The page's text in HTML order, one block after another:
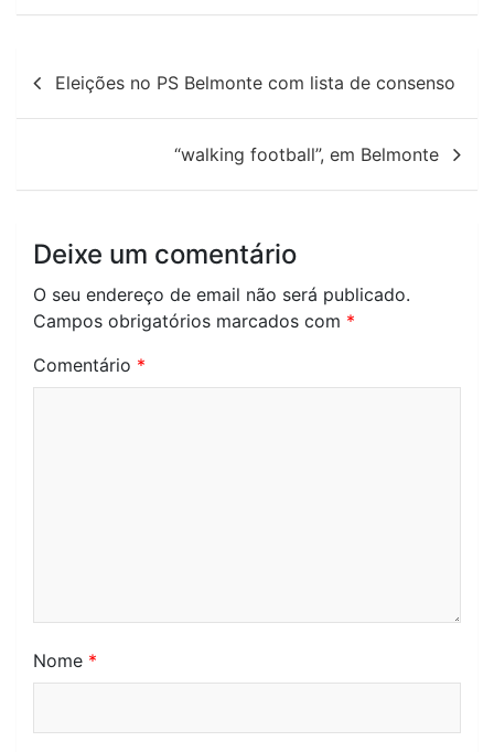
Navegação
de
Eleições no PS Belmonte com lista de consenso
“walking football”, em Belmonte
Deixe um comentário
O seu endereço de email não será publicado.
Campos obrigatórios marcados com *
Comentário *
Nome *